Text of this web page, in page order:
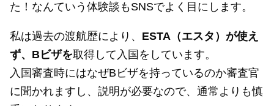
た！なんていう体験談もSNSでよく目にします。
私は過去の渡航歴により、 ESTA（エスタ）が使え
ず、Bビザを取得して入国をしています。
入国審査時にはなぜBビザを持っているのか審査官
に聞かれますし、説明が必要なので、通常よりも慎